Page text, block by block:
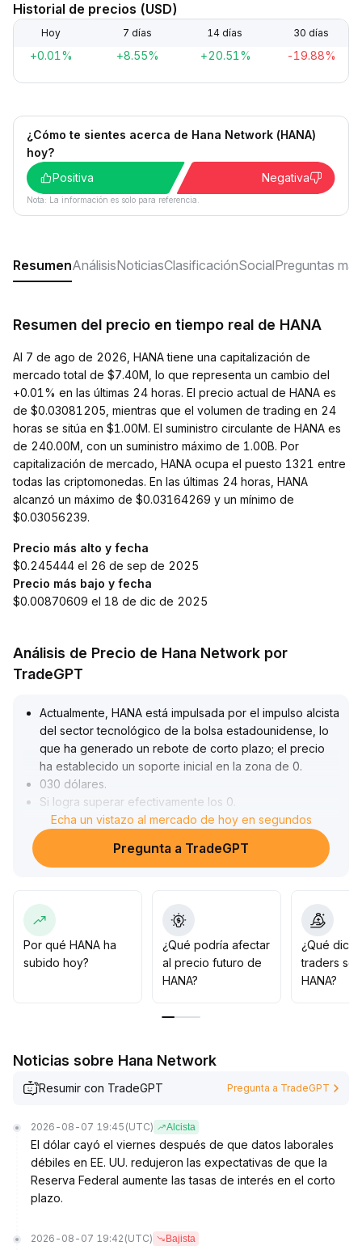
Historial de precios (USD)
Hoy 7 días 14 días 30 días
+0.01% +8.55% +20.51% -19.88%
¿Cómo te sientes acerca de Hana Network (HANA)
hoy?
Positiva
Negativa
Nota: La información es solo para referencia.
ResumenAnálisisNoticiasClasificaciónSocialPreguntas
Resumen del precio en tiempo real de HANA
Al 7 de ago de 2026, HANA tiene una capitalización de
mercado total de $7.40M, lo que representa un cambio del
+0.01% en las últimas 24 horas. El precio actual de HANA es
de $0.03081205, mientras que el volumen de trading en 24
horas se sitúa en $1.00M. El suministro circulante de HANA es
de 240.00M, con un suministro máximo de 1.00B. Por
capitalización de mercado, HANA ocupa el puesto 1321 entre
todas las criptomonedas. En las últimas 24 horas, HANA
alcanzó un máximo de $0.03164269 y un mínimo de
$0.03056239.
Precio más alto y fecha
$0.245444 el 26 de sep de 2025
Precio más bajo y fecha
$0.00870609 el 18 de dic de 2025
Análisis de Precio de Hana Network por
TradeGPT
Actualmente, HANA está impulsada por el impulso alcista
del sector tecnológico de la bolsa estadounidense, lo
que ha generado un rebote de corto plazo; el precio
ha establecido un soporte inicial en la zona de 0.
030 dólares.
Si logra superar efectivamente los 0
034 dólares, puede abrir espacio para una mayor
subida
Sin embargo, la disminución del volumen de
mediano y largo plazo
Recomendaciones: En el corto plazo, seguir las
fluctuaciones en el rango de 0.
030–0.
034 dólares, comprar en caso de ruptura, y ser
plazo, es necesario combinar el seguimiento del
eventos que lo impulsen.
Echa un vistazo al mercado de hoy en segundos
Pregunta a TradeGPT
Por qué HANA ha
subido hoy?
¿Qué podría afectar
al precio futuro de
HANA?
¿Qué
traders
HANA?
Noticias sobre Hana Network
Resumir con TradeGPT Pregunta a TradeGPT
2026-08-07 19:45 (UTC) Alcista
El dólar cayó el viernes después de que datos laborales
débiles en EE. UU. redujeron las expectativas de que la
Reserva Federal aumente las tasas de interés en el corto
plazo.
2026-08-07 19:42 (UTC) Bajista